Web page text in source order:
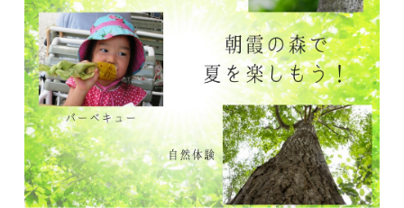
森
で
夏
を
楽
し
も
う！”
の